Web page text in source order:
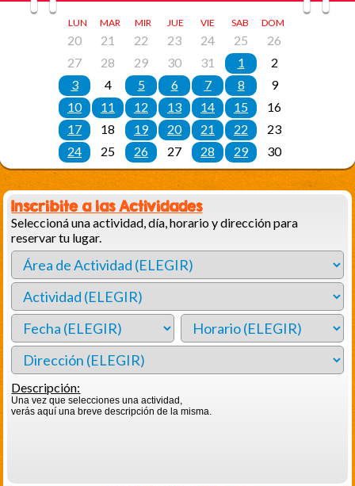
Inscribite a las Actividades
Seleccioná una actividad, día, horario y dirección para
reservar tu lugar.
Descripción:
Una vez que selecciones una actividad,
verás aquí una breve descripción de la misma.